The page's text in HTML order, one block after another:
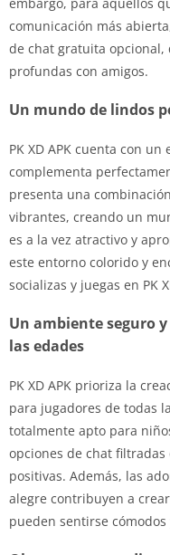
comunicación más
de chat gratuita opcional,
profundas con amigos.
Un mundo de lindos
PK XD APK cuenta con
complementa
presenta una
vibrantes, creando un
es a la vez atractivo y
este entorno colorido y
socializas y juegas en PK
Un ambiente seguro
las edades
PK XD APK prioriza la
para jugadores de todas
totalmente apto para
opciones de chat
positivas. Además, las
alegre contribuyen a
pueden sentirse